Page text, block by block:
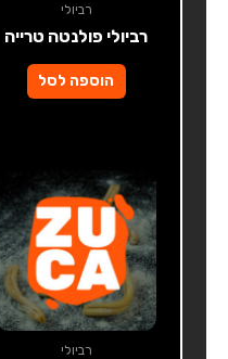
רביולי
רביולי פולנטה טרייה
הוספה לסל
רביולי